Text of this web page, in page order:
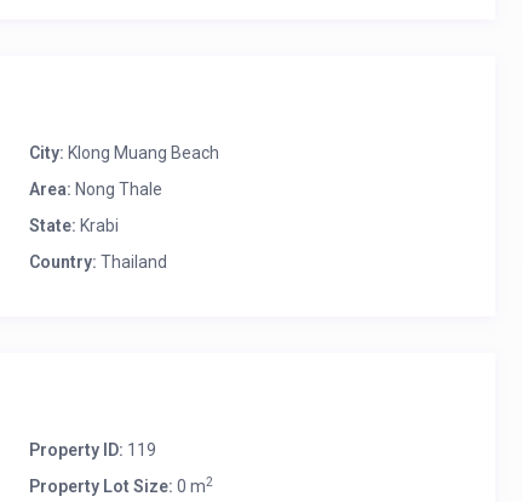
book
City: Klong Muang Beach
Area: Nong Thale
State: Krabi
Country: Thailand
Property ID: 119
Property Lot Size: 0 m2